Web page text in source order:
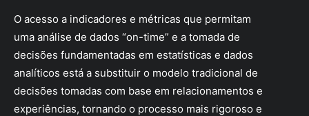
O acesso a indicadores e métricas que permitam
uma análise de dados “on-time” e a tomada de
decisões fundamentadas em estatísticas e dados
analíticos está a substituir o modelo tradicional de
decisões tomadas com base em relacionamentos e
experiências, tornando o processo mais rigoroso e